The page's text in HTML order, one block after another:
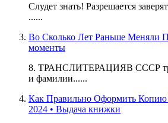
Слудет знать! Разрешается
......
Во Сколько Лет Раньше Меняли
моменты
8. ТРАНСЛИТЕРАЦИЯВ СССР
и фамилии......
Как Правильно Оформить
2024 • Выдача книжки